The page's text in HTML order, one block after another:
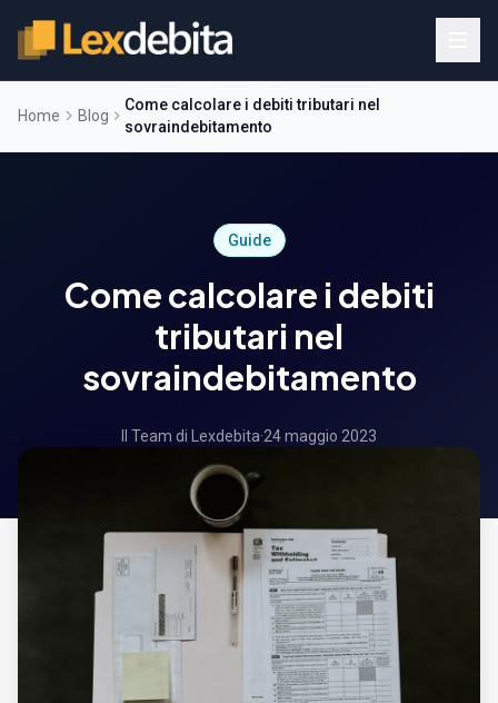
Home Blog
Come calcolare i debiti tributari nel
sovraindebitamento
Guide
Come calcolare i debiti
tributari nel
sovraindebitamento
Il Team di Lexdebita·24 maggio 2023